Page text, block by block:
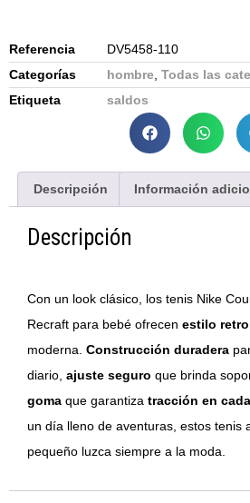
Referencia
DV5458-110
Categorías
hombre, Todas las
Etiqueta
saldos
Descripción Información
Descripción
Con un look clásico, los tenis Nike
Recraft para bebé ofrecen estilo retro
moderna. Construcción duradera
diario, ajuste seguro que brinda
goma que garantiza tracción en
un día lleno de aventuras, estos tenis
pequeño luzca siempre a la moda.